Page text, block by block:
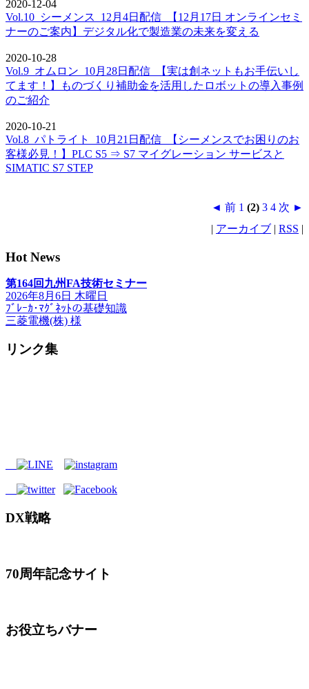
2020-12-04
Vol.10_シーメンス_12月4日配信_【12月17日 オンラインセミ
ナーのご案内】デジタル化で製造業の未来を変える
2020-10-28
Vol.9_オムロン_10月28日配信_【実は創ネットもお手伝いし
てます！】ものづくり補助金を活用したロボットの導入事例
のご紹介
2020-10-21
Vol.8_パトライト_10月21日配信_【シーメンスでお困りのお
客様必見！】PLC S5 ⇒ S7 マイグレーション サービスと
SIMATIC S7 STEP
◄ 前 1 (2) 3 4 次 ►
| アーカイブ | RSS |
Hot News
第164回九州FA技術セミナー
2026年8月6日 木曜日
ﾌﾞﾚｰｶ･ﾏｸﾞﾈｯﾄの基礎知識
三菱電機(株) 様
リンク集
DX戦略
70周年記念サイト
お役立ちバナー